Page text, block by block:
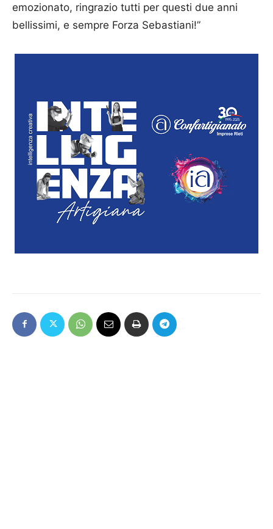
emozionato, ringrazio tutti per questi due anni
bellissimi, e sempre Forza Sebastiani!”